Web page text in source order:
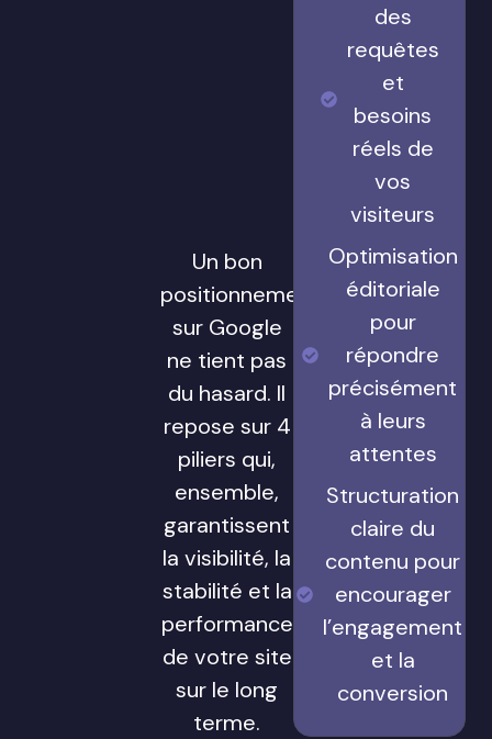
Un bon
positionnement
sur Google
ne tient pas
du hasard. Il
repose sur 4
piliers qui,
ensemble,
garantissent
la visibilité, la
stabilité et la
performance
de votre site
sur le long
terme.
des
requêtes
et
besoins
réels de
vos
visiteurs
Optimisation
éditoriale
pour
répondre
précisément
à leurs
attentes
Structuration
claire du
contenu pour
encourager
l’engagement
et la
conversion